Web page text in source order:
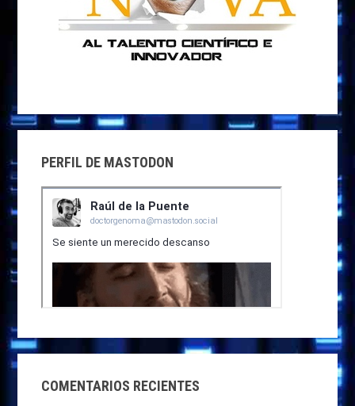
PERFIL DE MASTODON
COMENTARIOS RECIENTES